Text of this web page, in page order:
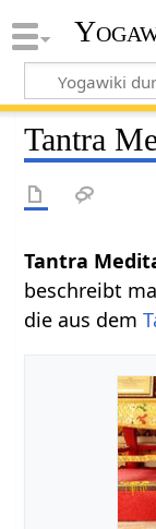
Tantra
Tantra
beschreibt
die aus dem